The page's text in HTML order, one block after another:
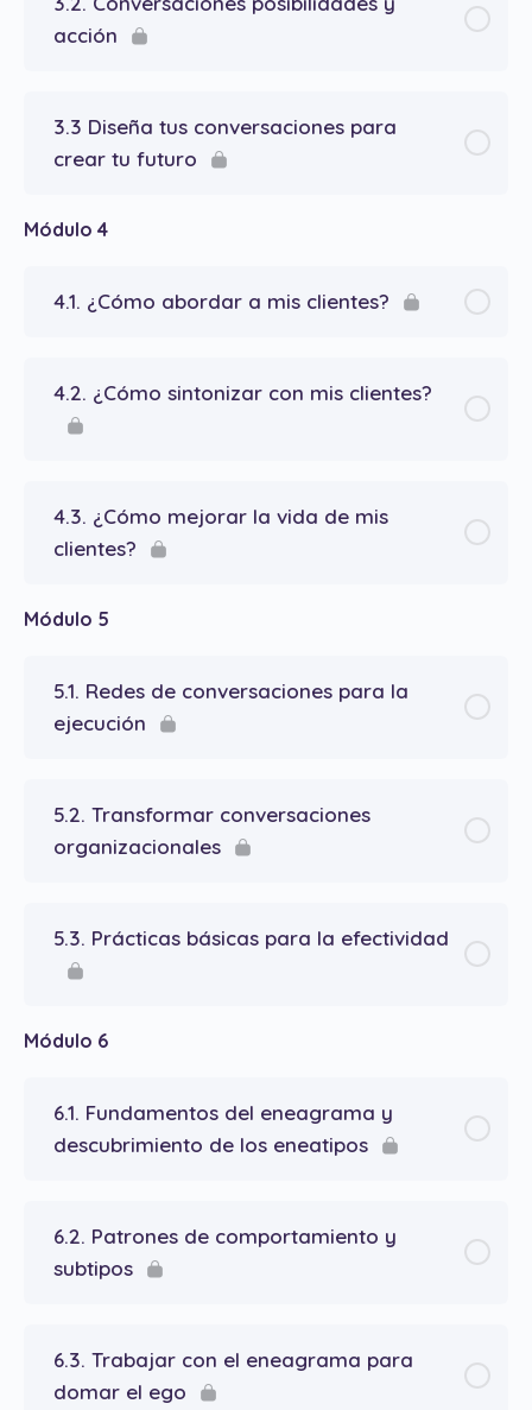
acción
3.3 Diseña tus conversaciones para
crear tu futuro
Módulo 4
4.1. ¿Cómo abordar a mis clientes?
4.2. ¿Cómo sintonizar con mis clientes?
4.3. ¿Cómo mejorar la vida de mis
clientes?
Módulo 5
5.1. Redes de conversaciones para la
ejecución
5.2. Transformar conversaciones
organizacionales
5.3. Prácticas básicas para la efectividad
Módulo 6
6.1. Fundamentos del eneagrama y
descubrimiento de los eneatipos
6.2. Patrones de comportamiento y
subtipos
6.3. Trabajar con el eneagrama para
domar el ego